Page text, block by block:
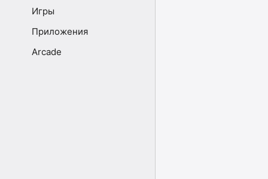
Игры
Приложения
Arcade